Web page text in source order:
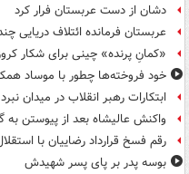
دشان از دست عربستان فرار کرد
عربستان فرمانده ائتلاف دریایی
«کمانِ پرنده» چینی برای شکار
خود فروخته‌ها چطور با موساد
ابتکارات رهبر انقلاب در میدان نبرد
واکنش عالیشاه بعد از پیوستن به
رقم فسخ قرارداد رضاییان با استقلال فقط
بوسه‌ پدر بر پای پسر شهیدش